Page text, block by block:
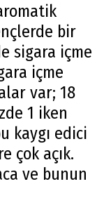
bir
sigara içme
içme
var; 18
1 iken
kaygı edici
çok açık.
ve bunun